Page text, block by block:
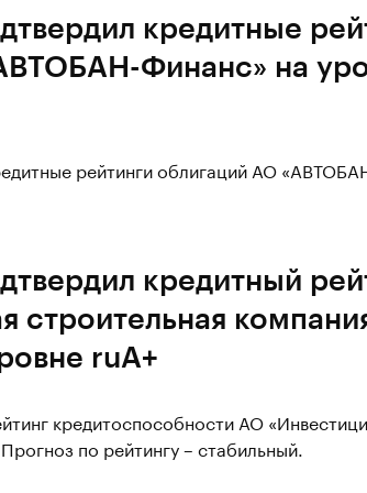
кредитные
Финанс» на
рейтинги облигаций АО
кредитный
строительная
ruА+
кредитоспособности АО
по рейтингу – стабильный.